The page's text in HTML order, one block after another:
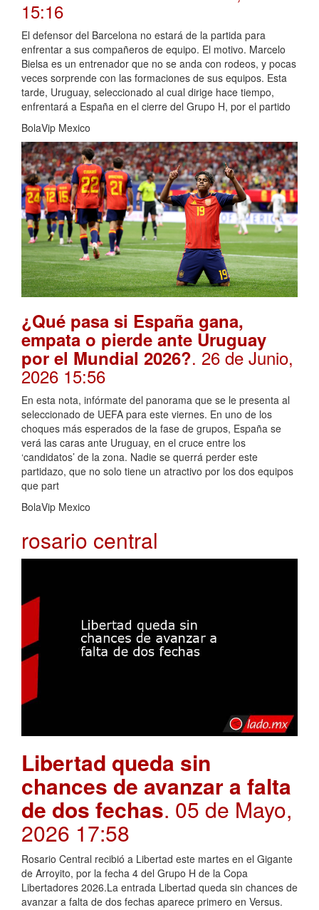
15:16
El defensor del Barcelona no estará de la partida para
enfrentar a sus compañeros de equipo. El motivo. Marcelo
Bielsa es un entrenador que no se anda con rodeos, y pocas
veces sorprende con las formaciones de sus equipos. Esta
tarde, Uruguay, seleccionado al cual dirige hace tiempo,
enfrentará a España en el cierre del Grupo H, por el partido
BolaVip Mexico
¿Qué pasa si España gana,
empata o pierde ante Uruguay
por el Mundial 2026?. 26 de Junio,
2026 15:56
En esta nota, infórmate del panorama que se le presenta al
seleccionado de UEFA para este viernes. En uno de los
choques más esperados de la fase de grupos, España se
verá las caras ante Uruguay, en el cruce entre los
‘candidatos’ de la zona. Nadie se querrá perder este
partidazo, que no solo tiene un atractivo por los dos equipos
que part
BolaVip Mexico
rosario central
Libertad queda sin
chances de avanzar a falta
de dos fechas. 05 de Mayo,
2026 17:58
Rosario Central recibió a Libertad este martes en el Gigante
de Arroyito, por la fecha 4 del Grupo H de la Copa
Libertadores 2026.La entrada Libertad queda sin chances de
avanzar a falta de dos fechas aparece primero en Versus.